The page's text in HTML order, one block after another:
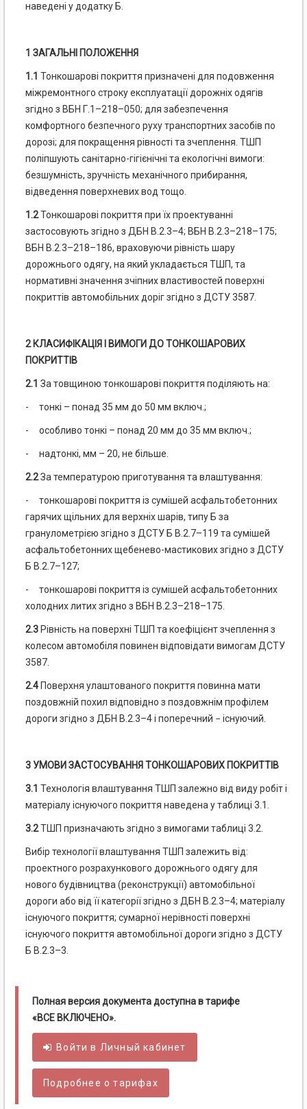
наведені у додатку Б.
1 ЗАГАЛЬНІ ПОЛОЖЕННЯ
1.1 Тонкошарові покриття призначені для подовження
міжремонтного строку експлуатації дорожніх одягів
згідно з ВБН Г.1–218–050; для забезпечення
комфортного безпечного руху транспортних засобів по
дорозі; для покращення рівності та зчеплення. ТШП
поліпшують санітарно-гігієнічні та екологічні вимоги:
безшумність, зручність механічного прибирання,
відведення поверхневих вод тощо.
1.2Тонкошарові покриття при їх проектуванні
застосовують згідно з ДБН В.2.3–4; ВБН В.2.3–218–175;
ВБН В.2.3–218–186, враховуючи рівність шару
дорожнього одягу, на який укладається ТШП, та
нормативні значення зчіпних властивостей поверхні
покриттів автомобільних доріг згідно з ДСТУ 3587.
2 КЛАСИФІКАЦІЯ І ВИМОГИ ДО ТОНКОШАРОВИХ
ПОКРИТТІВ
2.1 За товщиною тонкошарові покриття поділяють на:
- тонкі – понад 35 мм до 50 мм включ.;
- особливо тонкі – понад 20 мм до 35 мм включ.;
- надтонкі, мм – 20, не більше.
2.2За температурою приготування та влаштування:
- тонкошарові покриття із сумішей асфальтобетонних
гарячих щільних для верхніх шарів, типу Б за
гранулометрією згідно з ДСТУ Б В.2.7–119 та сумішей
асфальтобетонних щебенево-мастикових згідно з ДСТУ
Б В.2.7–127;
- тонкошарові покриття із сумішей асфальтобетонних
холодних литих згідно з ВБН В.2.3–218–175.
2.3 Рівність на поверхні ТШП та коефіцієнт зчеплення з
колесом автомобіля повинен відповідати вимогам ДСТУ
3587.
2.4 Поверхня улаштованого покриття повинна мати
поздовжній похил відповідно з поздовжнім профілем
дороги згідно з ДБН В.2.3–4 і поперечний − існуючий.
3 УМОВИ ЗАСТОСУВАННЯ ТОНКОШАРОВИХ ПОКРИТТІВ
3.1 Технологія влаштування ТШП залежно від виду робіт і
матеріалу існуючого покриття наведена у таблиці 3.1.
3.2ТШП призначають згідно з вимогами таблиці 3.2.
Вибір технології влаштування ТШП залежить від:
проектного розрахункового дорожнього одягу для
нового будівництва (реконструкції) автомобільної
дороги або від її категорії згідно з ДБН В.2.3–4; матеріалу
існуючого покриття; сумарної нерівності поверхні
існуючого покриття автомобільної дороги згідно з ДСТУ
Б В.2.3–3.
Полная версия документа доступна в тарифе
«ВСЕ ВКЛЮЧЕНО».
Войти в Личный кабинет
Подробнее о тарифах